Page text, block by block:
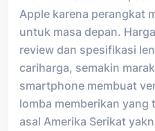
Apple karena perangkat
untuk masa depan.
review dan spesifikasi
cariharga, semakin
smartphone membuat
lomba memberikan yang
asal Amerika Serikat